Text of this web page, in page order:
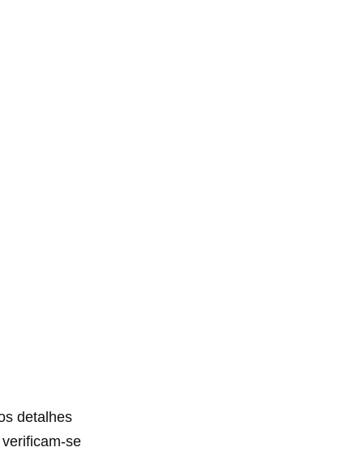
detalhes
se